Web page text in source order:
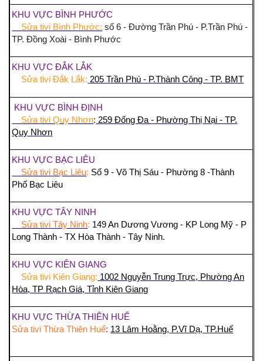
KHU VỰC BÌNH PHƯỚC
Sửa tivi Bình Phước: số 6 - Đường Trần Phú - P.Trần Phú -
TP. Đồng Xoài - Bình Phước
KHU VỰC ĐẮK LẮK
Sửa tivi Đắk Lắk: 205 Trần Phú - P.Thành Công - TP. BMT
KHU VỰC BÌNH ĐỊNH
Sửa tivi Quy Nhơn: 259 Đống Đa - Phường Thị Nại - TP.
Quy Nhơn
KHU VỰC BẠC LIÊU
Sửa tivi Bạc Liêu: Số 9 - Võ Thị Sáu - Phường 8 -Thành
Phố Bạc Liêu
KHU VỰC TÂY NINH
Sửa tivi Tây Ninh: 149 An Dương Vương - KP Long Mỹ - P
Long Thành - TX Hòa Thành - Tây Ninh.
KHU VỰC KIÊN GIANG
Sửa tivi Kiên Giang: 1002 Nguyễn Trung Trực, Phường An
Hòa, TP Rạch Giá, Tỉnh Kiên Giang
KHU VỰC THỪA THIÊN HUẾ
Sửa tivi Thừa Thiên Huế: 13 Lâm Hoằng, P.Vĩ Dạ, TP.Huế